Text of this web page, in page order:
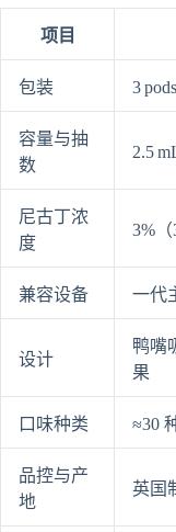
项目
包装 3
容量与抽
数
2.5
尼古丁浓
度
3%
兼容设备 一代
设计
鸭嘴
果
口味种类 ≈30
品控与产
地
英国